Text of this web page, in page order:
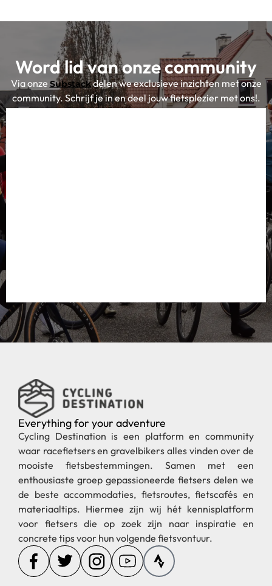
Word lid van onze community
Via onze Substackdelen we exclusieve inzichten met onze
community. Schrijf je in en deel jouw fietsplezier met ons!.
Everything for your adventure
Cycling Destination is een platform en community
waar racefietsers en gravelbikers alles vinden over de
mooiste fietsbestemmingen. Samen met een
enthousiaste groep gepassioneerde fietsers delen we
de beste accommodaties, fietsroutes, fietscafés en
materiaaltips. Hiermee zijn wij hét kennisplatform
voor fietsers die op zoek zijn naar inspiratie en
concrete tips voor hun volgende fietsvontuur.